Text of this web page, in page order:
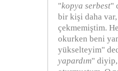
"kopya serbest"
bir kişi daha
çekmemiştim.
okurken beni
yükselteyim"
yapardım" diyip,